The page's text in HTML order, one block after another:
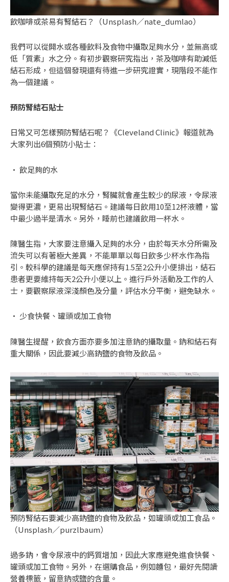
飲咖啡或茶易有腎結石？（Unsplash／nate_dumlao）
我們可以從開水或各種飲料及食物中攝取足夠水分，並無高或
低「質素」水之分。有初步觀察研究指出，茶及咖啡有助減低
結石形成，但這個發現還有待進一步研究證實，現階段不能作
為一個建議。
預防腎結石貼士
日常又可怎樣預防腎結石呢？ 《Cleveland Clinic》 報道就為
大家列出6個預防小貼士：
• 飲足夠的水
當你未能攝取充足的水分，腎臟就會產生較少的尿液，令尿液
變得更濃，更易出現腎結石。建議每日飲用10至12杯液體，當
中最少過半是清水。另外，睡前也建議飲用一杯水。
陳醫生指，大家要注意攝入足夠的水分，由於每天水分所需及
流失可以有著極大差異，不能單單以每日飲多少杯水作為指
引。較科學的建議是每天應保持有1.5至2公升小便排出，結石
患者更要維持每天2公升小便以上。進行戶外活動及工作的人
士，要觀察尿液深淺顏色及分量，評估水分平衡，避免缺水。
• 少食快餐、罐頭或加工食物
陳醫生提醒，飲食方面亦要多加注意鈉的攝取量。鈉和結石有
重大關係，因此要減少高鈉鹽的食物及飲品。
預防腎結石要減少高鈉鹽的食物及飲品，如罐頭或加工食品。
（Unsplash／purzlbaum）
過多鈉，會令尿液中的鈣質增加，因此大家應避免進食快餐、
罐頭或加工食物。另外，在選購食品，例如麵包，最好先閱讀
營養標籤，留意鈉或鹽的含量。